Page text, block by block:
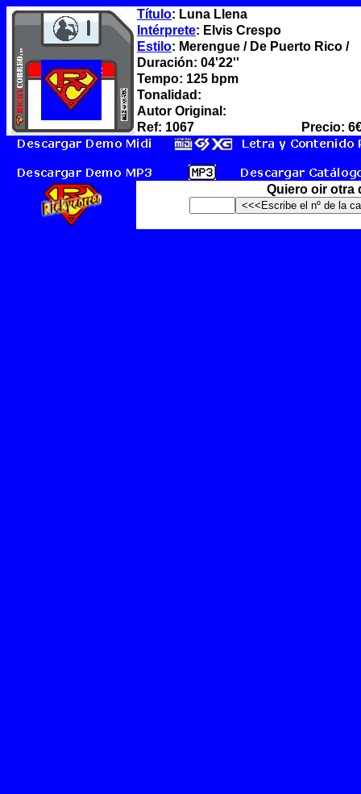
Título: Luna Llena
Intérprete: Elvis Crespo
Estilo: Merengue / De Puerto Rico /
Duración: 04'22''
Tempo: 125 bpm
Tonalidad:
Autor Original:
Ref: 1067
Precio:
Quiero oir otra